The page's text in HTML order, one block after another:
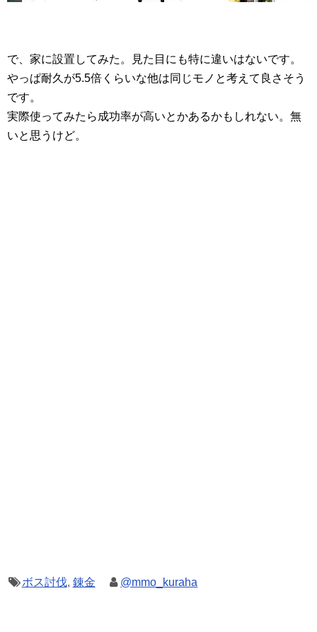
で、家に設置してみた。見た目にも特に違いはないです。
やっぱ耐久が5.5倍くらいな他は同じモノと考えて良さそう
です。
実際使ってみたら成功率が高いとかあるかもしれない。無
いと思うけど。
ボス討伐, 錬金 @mmo_kuraha